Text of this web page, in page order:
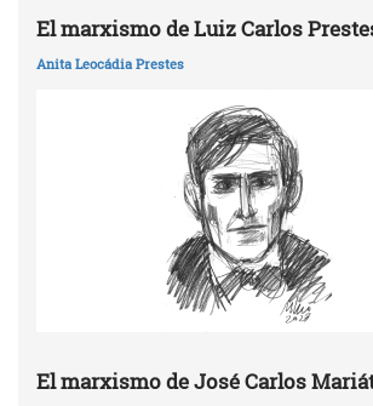
El marxismo de Luiz Carlos
Anita Leocádia Prestes
El marxismo de José Carlos